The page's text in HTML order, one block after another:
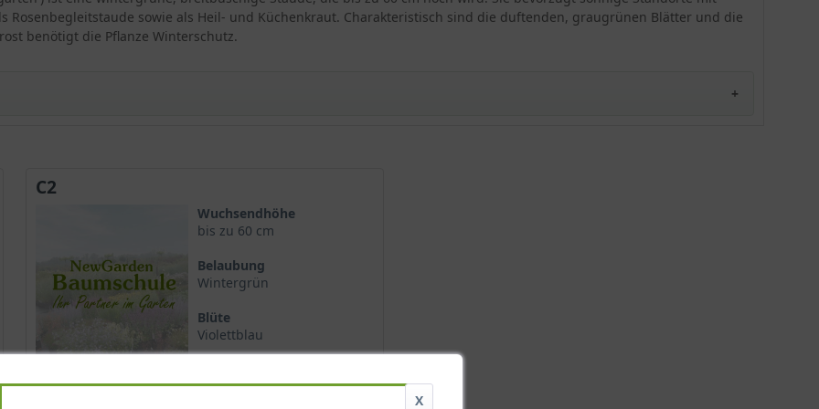
sie geschützt werden. An einem sonnigen
Standort mit einem durchlässigen bis trockenen
aufgehoben. Die Rosenbegleitstaude eignet sich
Rosenbegleitstaude sowie als Heil- und Küchenkraut. Charakteristisch sind die duftenden, graugrünen Blätter und die
benötigt die Pflanze Winterschutz.
C2
Wuchsendhöhe
bis zu 60 cm
Belaubung
Wintergrün
Blüte
Violettblau
Juni - August
X